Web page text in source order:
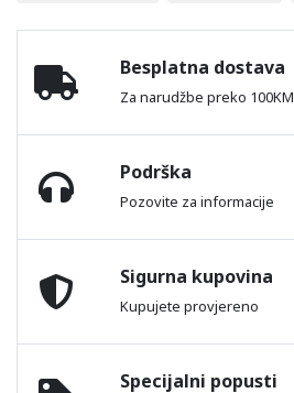
Besplatna dostava
Za narudžbe preko 100KM
Podrška
Pozovite za informacije
Sigurna kupovina
Kupujete provjereno
Specijalni popusti